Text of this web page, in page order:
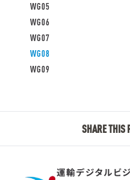
WG05
WG06
WG07
WG08
WG09
SHARE THIS
運輸デジタルビ